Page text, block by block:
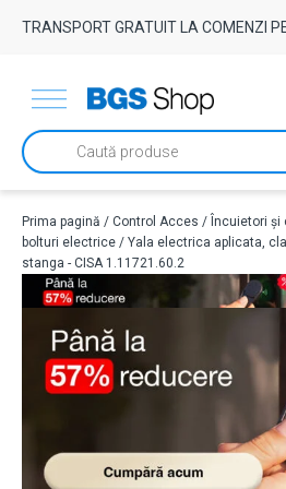
TRANSPORT GRATUIT LA COMENZI
Products
search
Prima pagină / Control Acces / Încuietori
bolturi electrice / Yala electrica aplicata,
stanga - CISA 1.11721.60.2